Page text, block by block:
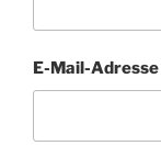
E-Mail-Adresse